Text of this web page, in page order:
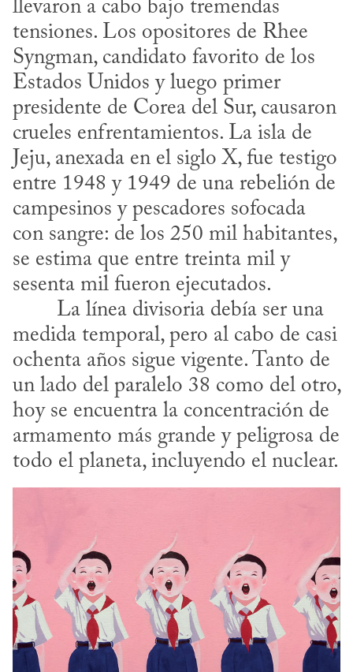
llevaron a cabo bajo tremendas
tensiones. Los opositores de Rhee
Syngman, candidato favorito de los
Estados Unidos y luego primer
presidente de Corea del Sur, causaron
crueles enfrentamientos. La isla de
Jeju, anexada en el siglo X, fue testigo
entre 1948 y 1949 de una rebelión de
campesinos y pescadores sofocada
con sangre: de los 250 mil habitantes,
se estima que entre treinta mil y
sesenta mil fueron ejecutados.
medida temporal, pero al cabo de casi
ochenta años sigue vigente. Tanto de
un lado del paralelo 38 como del otro,
hoy se encuentra la concentración de
armamento más grande y peligrosa de
todo el planeta, incluyendo el nuclear.